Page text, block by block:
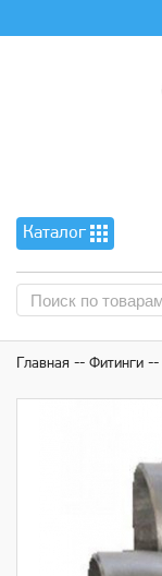
Каталог
Главная Фитинги